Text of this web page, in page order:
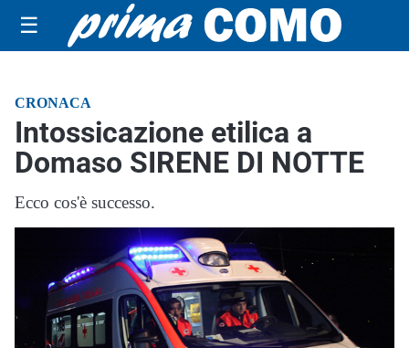
☰
CRONACA
Intossicazione etilica a
Domaso SIRENE DI NOTTE
Ecco cos'è successo.